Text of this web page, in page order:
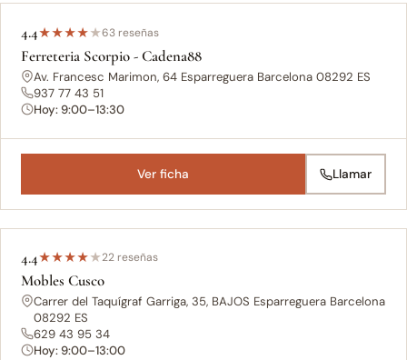
4.4★★★★★63 reseñas
Ferreteria Scorpio - Cadena88
Av. Francesc Marimon, 64 Esparreguera Barcelona 08292 ES
937 77 43 51
Hoy: 9:00–13:30
Ver ficha Llamar
4.4★★★★★22 reseñas
Mobles Cusco
Carrer del Taquígraf Garriga, 35, BAJOS Esparreguera Barcelona
08292 ES
629 43 95 34
Hoy: 9:00–13:00